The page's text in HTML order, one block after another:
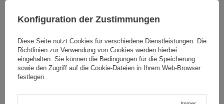
Serie
do 8.3" 3mk Paper
Feeling
Konfiguration der Zustimmungen
Diese Seite nutzt Cookies für verschiedene Dienstleistungen. Die
Richtlinien zur Verwendung von Cookies werden hierbei
eingehalten. Sie können die Bedingungen für die Speicherung
sowie den Zugriff auf die Cookie-Dateien in Ihrem Web-Browser
festlegen.